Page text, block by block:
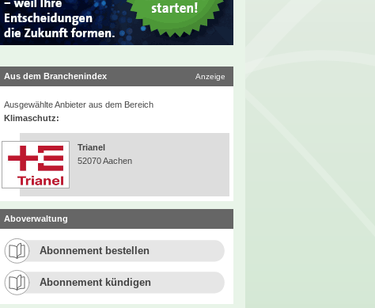
Aus dem Branchenindex Anzeige
Ausgewählte Anbieter aus dem Bereich
Klimaschutz:
Trianel
52070 Aachen
Aboverwaltung
Abonnement bestellen
Abonnement kündigen